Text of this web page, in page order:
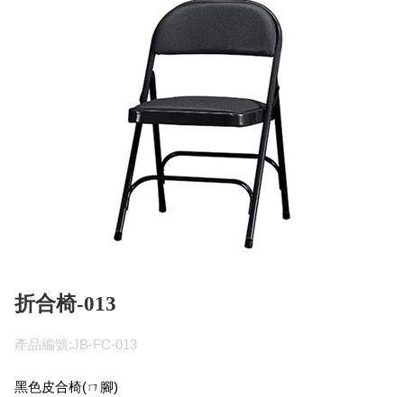
折合椅-013
產品編號:JB-FC-013
黑色皮合椅(ㄇ腳)